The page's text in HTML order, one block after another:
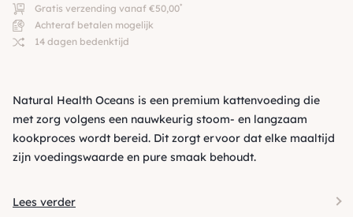
Gratis verzending vanaf €50,00*
Achteraf betalen mogelijk
14 dagen bedenktijd
Natural Health Oceans is een premium kattenvoeding die
met zorg volgens een nauwkeurig stoom- en langzaam
kookproces wordt bereid. Dit zorgt ervoor dat elke maaltijd
zijn voedingswaarde en pure smaak behoudt.
Lees verder